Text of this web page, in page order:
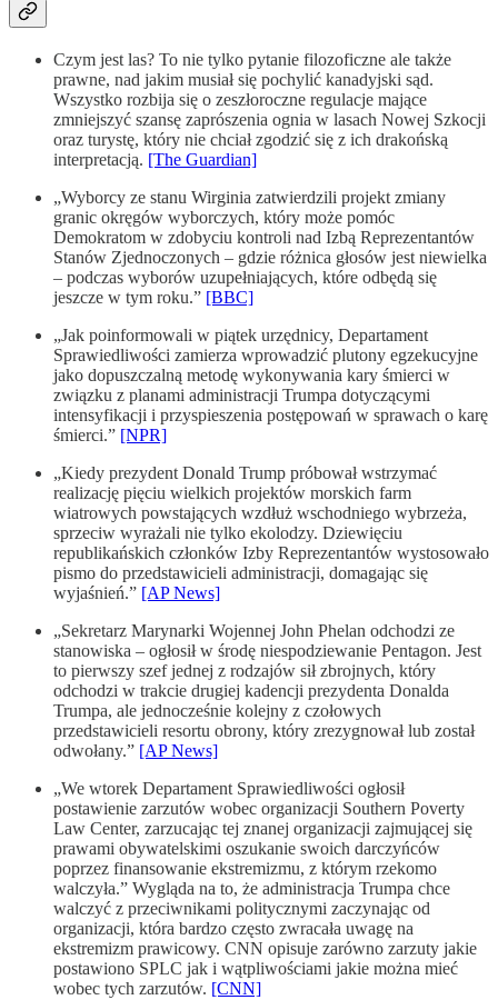
Czym jest las? To nie tylko pytanie filozoficzne ale także
prawne, nad jakim musiał się pochylić kanadyjski sąd.
Wszystko rozbija się o zeszłoroczne regulacje mające
zmniejszyć szansę zaprószenia ognia w lasach Nowej Szkocji
oraz turystę, który nie chciał zgodzić się z ich drakońską
interpretacją. [The Guardian]
„Wyborcy ze stanu Wirginia zatwierdzili projekt zmiany
granic okręgów wyborczych, który może pomóc
Demokratom w zdobyciu kontroli nad Izbą Reprezentantów
Stanów Zjednoczonych – gdzie różnica głosów jest niewielka
– podczas wyborów uzupełniających, które odbędą się
jeszcze w tym roku.” [BBC]
„Jak poinformowali w piątek urzędnicy, Departament
Sprawiedliwości zamierza wprowadzić plutony egzekucyjne
jako dopuszczalną metodę wykonywania kary śmierci w
związku z planami administracji Trumpa dotyczącymi
intensyfikacji i przyspieszenia postępowań w sprawach o karę
śmierci.” [NPR]
„Kiedy prezydent Donald Trump próbował wstrzymać
realizację pięciu wielkich projektów morskich farm
wiatrowych powstających wzdłuż wschodniego wybrzeża,
sprzeciw wyrażali nie tylko ekolodzy. Dziewięciu
republikańskich członków Izby Reprezentantów wystosowało
pismo do przedstawicieli administracji, domagając się
wyjaśnień.” [AP News]
„Sekretarz Marynarki Wojennej John Phelan odchodzi ze
stanowiska – ogłosił w środę niespodziewanie Pentagon. Jest
to pierwszy szef jednej z rodzajów sił zbrojnych, który
odchodzi w trakcie drugiej kadencji prezydenta Donalda
Trumpa, ale jednocześnie kolejny z czołowych
przedstawicieli resortu obrony, który zrezygnował lub został
odwołany.” [AP News]
„We wtorek Departament Sprawiedliwości ogłosił
postawienie zarzutów wobec organizacji Southern Poverty
Law Center, zarzucając tej znanej organizacji zajmującej się
prawami obywatelskimi oszukanie swoich darczyńców
poprzez finansowanie ekstremizmu, z którym rzekomo
walczyła.” Wygląda na to, że administracja Trumpa chce
walczyć z przeciwnikami politycznymi zaczynając od
organizacji, która bardzo często zwracała uwagę na
ekstremizm prawicowy. CNN opisuje zarówno zarzuty jakie
postawiono SPLC jak i wątpliwościami jakie można mieć
wobec tych zarzutów. [CNN]